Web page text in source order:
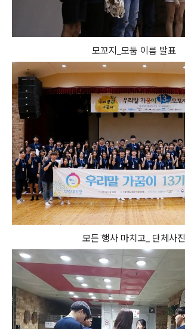
모꼬지_모둠 이름 발표
모든 행사 마치고_ 단체사진